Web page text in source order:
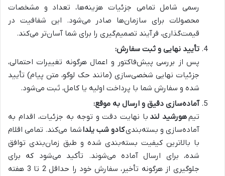
رسمی شامل تمامی جزئیات هزینه‌ها، تعداد و مشخصات
محصولات برای سازمان‌ها صادر می‌شود. این شفافیت در
قیمت‌گذاری، فرآیند تصمیم‌گیری را برای شما آسان‌تر می‌کند.
تأیید نهایی و ثبت سفارش:
پس از بررسی پیش‌فاکتور و اعمال هرگونه تغییرات احتمالی،
جزئیات نهایی شخصی‌سازی (مانند حک لوگو، متن پیام) تأیید
شده و سفارش شما با پرداخت اولیه یا کامل، ثبت می‌شود.
آماده‌سازی دقیق و ارسال به موقع:
تیمهورشید لند با نهایت دقت و توجه به جزئیات، اقدام به
آماده‌سازی و بسته‌بندیکادو شب یلداشما می‌کند. تمامی اقلام
با بالاترین کیفیت بسته‌بندی شده و طبق زمان‌بندی توافق
شده، برای ارسال آماده می‌شوند. تأکید می‌شود که برای
جلوگیری از هرگونه تأخیر، سفارش خود را حداقل 2 تا 3 هفته